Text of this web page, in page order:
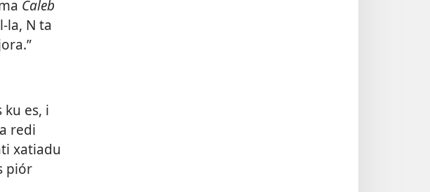
Caleb
la, N ta
es, i
redi
xatiadu
piór